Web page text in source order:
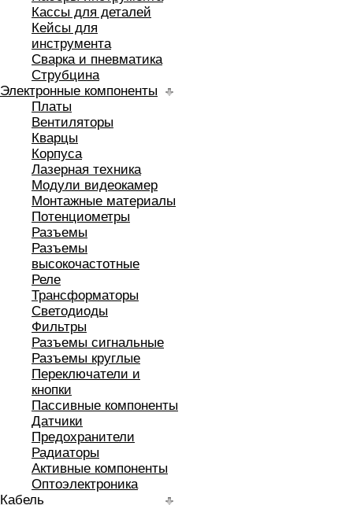
Кассы для деталей
Кейсы для
инструмента
Сварка и пневматика
Струбцина
Электронные компоненты
Платы
Вентиляторы
Кварцы
Корпуса
Лазерная техника
Модули видеокамер
Монтажные материалы
Потенциометры
Разъемы
Разъемы
высокочастотные
Реле
Трансформаторы
Светодиоды
Фильтры
Разъемы сигнальные
Разъемы круглые
Переключатели и
кнопки
Пассивные компоненты
Датчики
Предохранители
Радиаторы
Активные компоненты
Оптоэлектроника
Кабель